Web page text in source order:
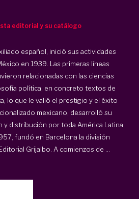
editorial y su catálogo
español, inició sus actividades
en 1939. Las primeras líneas
relacionadas con las ciencias
política, en concreto textos de
lo que le valió el prestigio y el éxito
mexicano, desarrolló su
y distribución por toda América Latina
fundó en Barcelona la división
Grijalbo. A comienzos de ...